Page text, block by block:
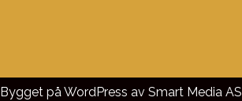
Bygget på WordPress av Smart Media AS